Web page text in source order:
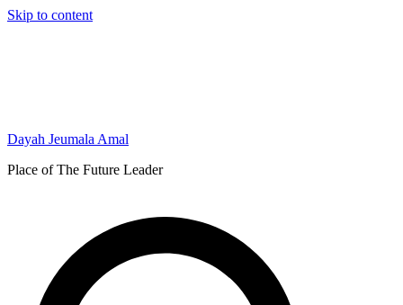
Skip to content
Dayah Jeumala Amal
Place of The Future Leader